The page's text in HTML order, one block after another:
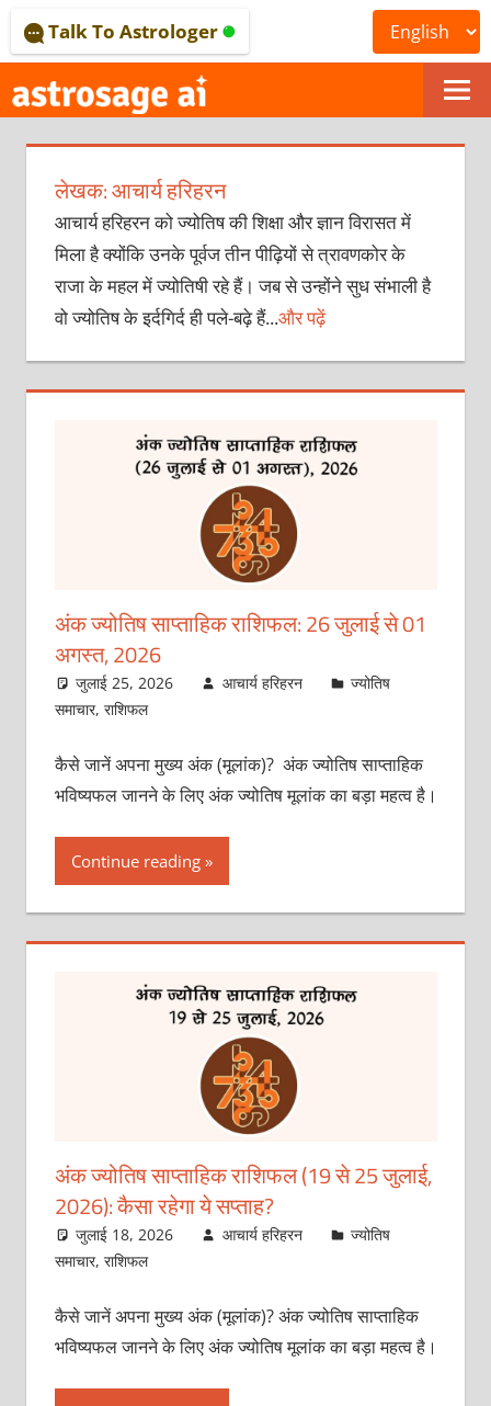
to
content
ONLINE
ASTROLOGICAL
JOURNAL
–
ASTROSAGE
MAGAZINE
Talk To Astrologer
लेखक:आचार्य हरिहरन
आचार्य हरिहरन को ज्योतिष की शिक्षा और ज्ञान विरासत में
मिला है क्योंकि उनके पूर्वज तीन पीढ़ियों से त्रावणकोर के
राजा के महल में ज्योतिषी रहे हैं। जब से उन्होंने सुध संभाली है
वो ज्योतिष के इर्दगिर्द ही पले-बढ़े हैं...और पढ़ें
अंक ज्योतिष साप्ताहिक राशिफल: 26 जुलाई से 01
अगस्त, 2026
जुलाई 25, 2026 आचार्य हरिहरन
ज्योतिष
समाचार, राशिफल
कैसे जानें अपना मुख्य अंक (मूलांक)? अंक ज्योतिष साप्ताहिक
भविष्यफल जानने के लिए अंक ज्योतिष मूलांक का बड़ा महत्व है।
Continue reading
अंक ज्योतिष साप्ताहिक राशिफल (19 से 25 जुलाई,
2026): कैसा रहेगा ये सप्‍ताह?
जुलाई 18, 2026 आचार्य हरिहरन
ज्योतिष
समाचार, राशिफल
कैसे जानें अपना मुख्य अंक (मूलांक)? अंक ज्योतिष साप्ताहिक
भविष्यफल जानने के लिए अंक ज्योतिष मूलांक का बड़ा महत्व है।